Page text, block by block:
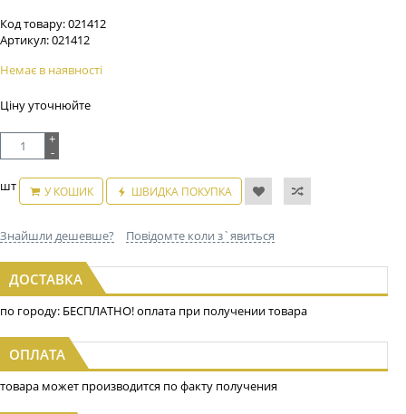
Код товару:021412
Артикул:021412
Немає в наявності
Ціну уточнюйте
+
-
шт У КОШИК ШВИДКА ПОКУПКА
Знайшли дешевше? Повідомте коли з`явиться
ДОСТАВКА
по городу: БЕСПЛАТНО! оплата при получении товара
ОПЛАТА
товара может производится по факту получения